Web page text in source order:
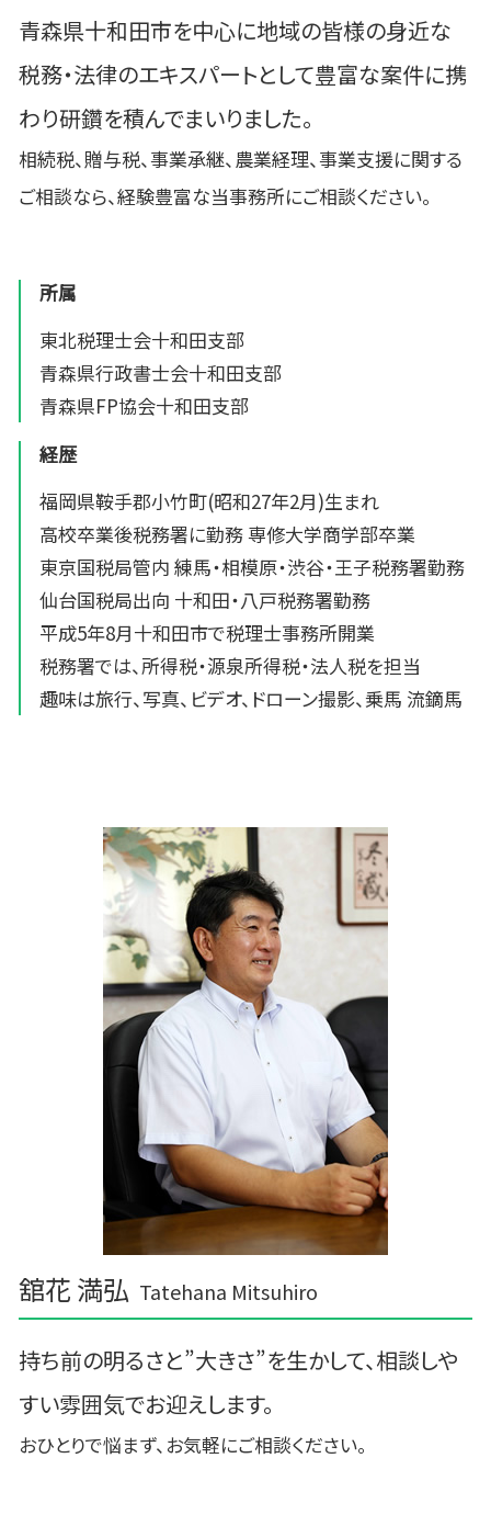
青森県十和田市を中心に地域の皆様の身近な
税務・法律のエキスパートとして豊富な案件に携
わり研鑽を積んでまいりました。
相続税、贈与税、事業承継、農業経理、事業支援に関する
ご相談なら、経験豊富な当事務所にご相談ください。
所属
東北税理士会十和田支部
青森県行政書士会十和田支部
青森県FP協会十和田支部
経歴
福岡県鞍手郡小竹町(昭和27年2月)生まれ
高校卒業後税務署に勤務 専修大学商学部卒業
東京国税局管内 練馬・相模原・渋谷・王子税務署勤務
仙台国税局出向 十和田・八戸税務署勤務
平成5年8月十和田市で税理士事務所開業
税務署では、所得税・源泉所得税・法人税を担当
趣味は旅行、写真、ビデオ、ドローン撮影、乗馬 流鏑馬
舘花 満弘 Tatehana Mitsuhiro
持ち前の明るさと”大きさ”を生かして、相談しや
すい雰囲気でお迎えします。
おひとりで悩まず、お気軽にご相談ください。